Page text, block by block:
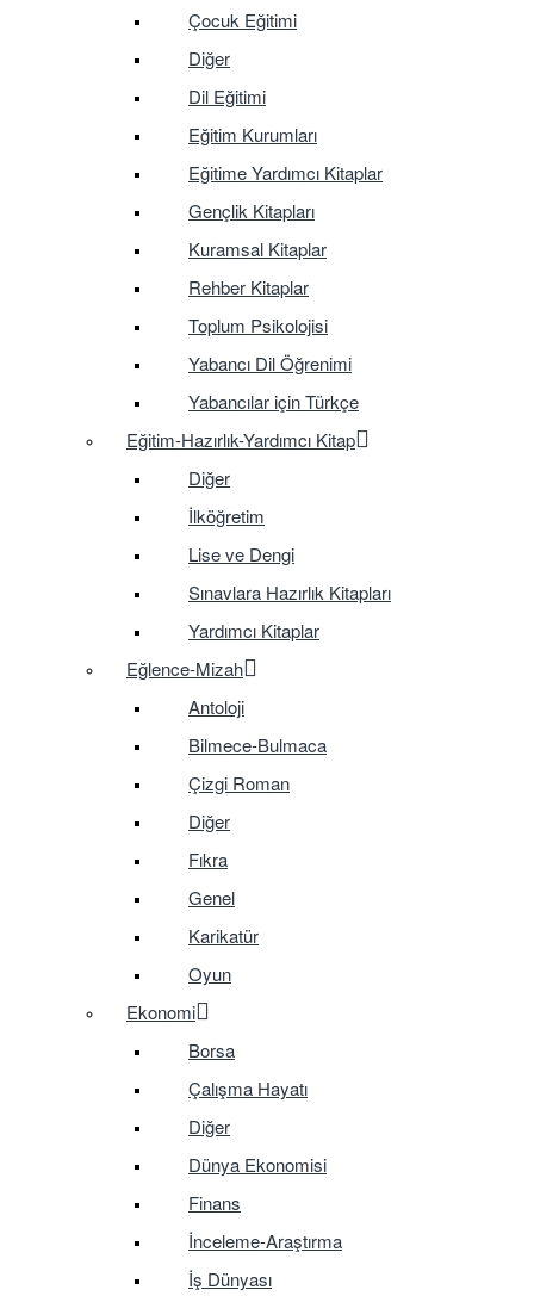
Çocuk Eğitimi
Diğer
Dil Eğitimi
Eğitim Kurumları
Eğitime Yardımcı Kitaplar
Gençlik Kitapları
Kuramsal Kitaplar
Rehber Kitaplar
Toplum Psikolojisi
Yabancı Dil Öğrenimi
Yabancılar için Türkçe
Eğitim-Hazırlık-Yardımcı Kitap
Diğer
İlköğretim
Lise ve Dengi
Sınavlara Hazırlık Kitapları
Yardımcı Kitaplar
Eğlence-Mizah
Antoloji
Bilmece-Bulmaca
Çizgi Roman
Diğer
Fıkra
Genel
Karikatür
Oyun
Ekonomi
Borsa
Çalışma Hayatı
Diğer
Dünya Ekonomisi
Finans
İnceleme-Araştırma
İş Dünyası